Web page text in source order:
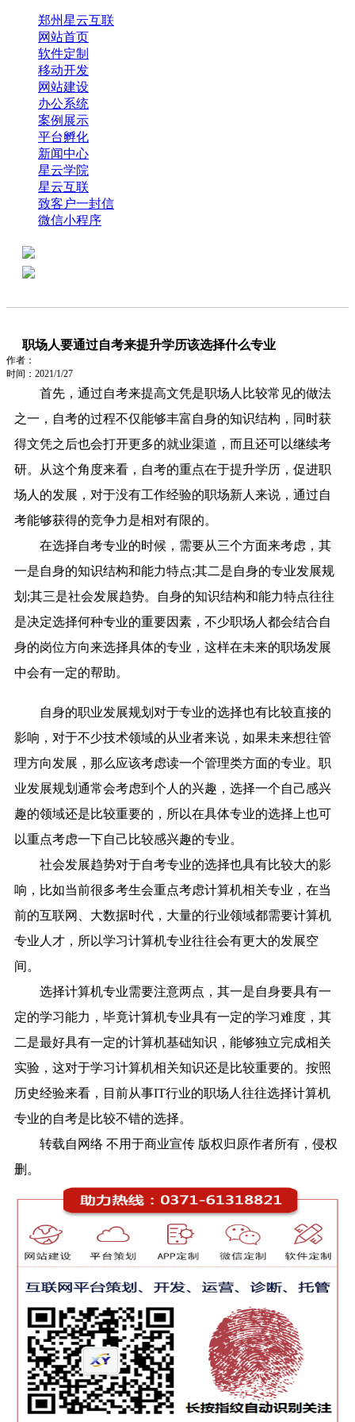
郑州星云互联
网站首页
软件定制
移动开发
网站建设
办公系统
案例展示
平台孵化
新闻中心
星云学院
星云互联
致客户一封信
微信小程序
职场人要通过自考来提升学历该选择什么专业
作者：
时间：2021/1/27
首先，通过自考来提高文凭是职场人比较常见的做法
之一，自考的过程不仅能够丰富自身的知识结构，同时获
得文凭之后也会打开更多的就业渠道，而且还可以继续考
研。从这个角度来看，自考的重点在于提升学历，促进职
场人的发展，对于没有工作经验的职场新人来说，通过自
考能够获得的竞争力是相对有限的。
在选择自考专业的时候，需要从三个方面来考虑，其
一是自身的知识结构和能力特点;其二是自身的专业发展规
划;其三是社会发展趋势。自身的知识结构和能力特点往往
是决定选择何种专业的重要因素，不少职场人都会结合自
身的岗位方向来选择具体的专业，这样在未来的职场发展
中会有一定的帮助。
自身的职业发展规划对于专业的选择也有比较直接的
影响，对于不少技术领域的从业者来说，如果未来想往管
理方向发展，那么应该考虑读一个管理类方面的专业。职
业发展规划通常会考虑到个人的兴趣，选择一个自己感兴
趣的领域还是比较重要的，所以在具体专业的选择上也可
以重点考虑一下自己比较感兴趣的专业。
社会发展趋势对于自考专业的选择也具有比较大的影
响，比如当前很多考生会重点考虑计算机相关专业，在当
前的互联网、大数据时代，大量的行业领域都需要计算机
专业人才，所以学习计算机专业往往会有更大的发展空
间。
选择计算机专业需要注意两点，其一是自身要具有一
定的学习能力，毕竟计算机专业具有一定的学习难度，其
二是最好具有一定的计算机基础知识，能够独立完成相关
实验，这对于学习计算机相关知识还是比较重要的。按照
历史经验来看，目前从事IT行业的职场人往往选择计算机
专业的自考是比较不错的选择。
转载自网络 不用于商业宣传 版权归原作者所有，侵权
删。